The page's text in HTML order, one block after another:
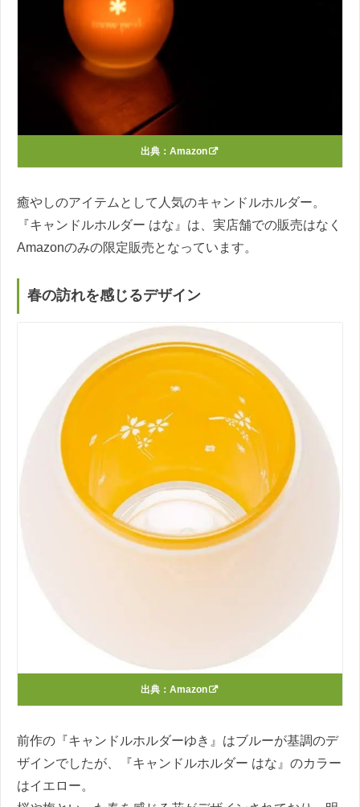
出典： Amazon
癒やしのアイテムとして人気のキャンドルホルダー。
『キャンドルホルダー はな』は、実店舗での販売はなく
Amazonのみの限定販売となっています。
春の訪れを感じるデザイン
出典： Amazon
前作の『キャンドルホルダーゆき』はブルーが基調のデ
ザインでしたが、『キャンドルホルダー はな』のカラー
はイエロー。